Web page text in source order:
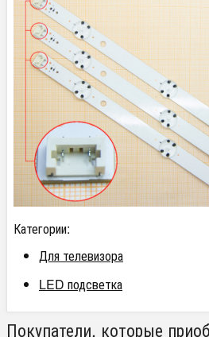
Категории:
Для телевизора
LED подсветка
Покупатели, которые